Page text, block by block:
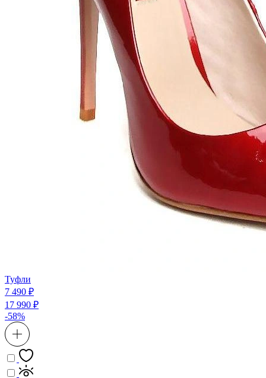
Туфли
7 490 ₽
17 990 ₽
-58%